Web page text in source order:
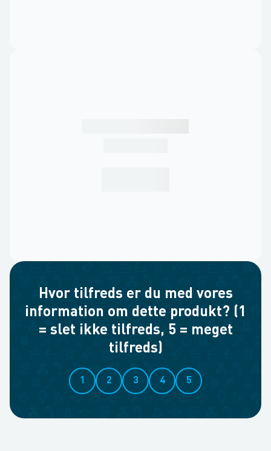
Hvor tilfreds er du med vores
information om dette produkt? (1
= slet ikke tilfreds, 5 = meget
tilfreds)
1 2 3 4 5